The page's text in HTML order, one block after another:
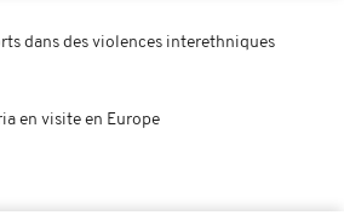
dans des violences interethniques
en visite en Europe